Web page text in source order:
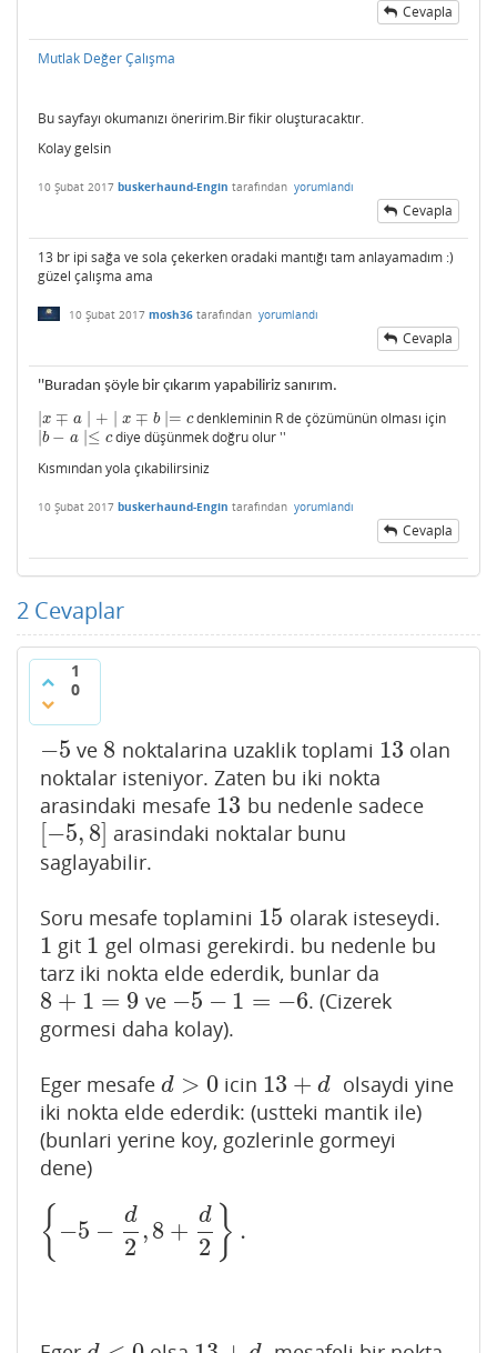
Cevapla
Mutlak Değer Çalışma
Bu sayfayı okumanızı öneririm.Bir fikir oluşturacaktır.
Kolay gelsin
10 Şubat 2017 buskerhaund-Engin tarafından yorumlandı
Cevapla
13 br ipi sağa ve sola çekerken oradaki mantığı tam anlayamadım :)
güzel çalışma ama
10 Şubat 2017 mosh36 tarafından yorumlandı
Cevapla
''Buradan şöyle bir çıkarım yapabiliriz sanırım.
x ∓ a + x ∓ b = c
∣x ∓a ∣+ x∓ ∣= c
denkleminin R de çözümünün olması için
b − a ≤ c
∣b−a ∣≤
diye düşünmek doğru olur ''
Kısmından yola çıkabilirsiniz
10 Şubat 2017 buskerhaund-Engin tarafından yorumlandı
Cevapla
2 Cevaplar
1
0
−5
−5 ve 8
8 noktalarina uzaklik toplami 13
13 olan
noktalar isteniyor. Zaten bu iki nokta
arasindaki mesafe 13
13 bu nedenle sadece
[−5, 8]
−5,8 ]
arasindaki noktalar bunu
saglayabilir.
Soru mesafe toplamini 15
15 olarak isteseydi.
1
1 git 1
1 gel olmasi gerekirdi. bu nedenle bu
tarz iki nokta elde ederdik, bunlar da
8 + 1 = 9
8+1=9 ve −5 − 1 = −6
−5− 1= −6
. (Cizerek
gormesi daha kolay).
Eger mesafe d > 0
d>0 icin 13 + d
13+d
olsaydi yine
iki nokta elde ederdik: (ustteki mantik ile)
(bunlari yerine koy, gozlerinle gormeyi
dene)
{ −5 −
d
2
,8 +
d
2 } .
{−5− d2, 8+ d2 }.